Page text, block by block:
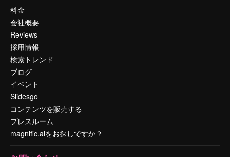
料金
会社概要
Reviews
採用情報
検索トレンド
ブログ
イベント
Slidesgo
コンテンツを販売する
プレスルーム
magnific.aiをお探しですか？